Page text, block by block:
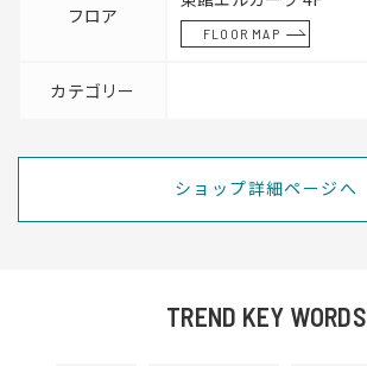
フロア
FLOOR MAP
カテゴリー
ショップ詳細ページへ
TREND KEY WORDS